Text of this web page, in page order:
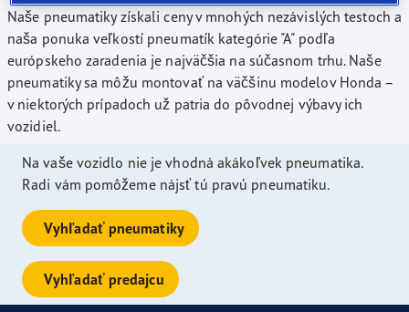
Naše pneumatiky získali ceny v mnohých nezávislých testoch a
naša ponuka veľkostí pneumatík kategórie "A" podľa
európskeho zaradenia je najväčšia na súčasnom trhu. Naše
pneumatiky sa môžu montovať na väčšinu modelov Honda –
v niektorých prípadoch už patria do pôvodnej výbavy ich
vozidiel.
Na vaše vozidlo nie je vhodná akákoľvek pneumatika.
Radi vám pomôžeme nájsť tú pravú pneumatiku.
Vyhľadať pneumatiky
Vyhľadať predajcu